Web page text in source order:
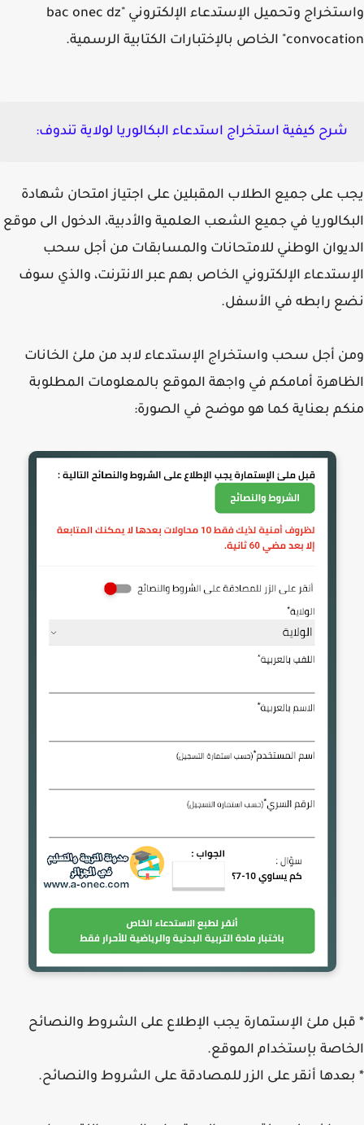
وتحميل الإستدعاء الإلكتروني "bac onec dz
الخاص بالإختبارات الكتابية الرسمية.
شرح كيفية استخراج استدعاء البكالوريا لولاية تندوف:
على جميع الطلاب المقبلين على اجتياز امتحان شهادة
في جميع الشعب العلمية والأدبية، الدخول الى موقع
الوطني للامتحانات والمسابقات من أجل سحب
الإلكتروني الخاص بهم عبر الانترنت، والذي سوف
رابطه في الأسفل.
أجل سحب واستخراج الإستدعاء لابد من ملئ الخانات
أمامكم في واجهة الموقع بالمعلومات المطلوبة
بعناية كما هو موضح في الصورة:
ملئ الإستمارة يجب الإطلاع على الشروط والنصائح
بإستخدام الموقع.
أنقر على الزر للمصادقة على الشروط والنصائح.